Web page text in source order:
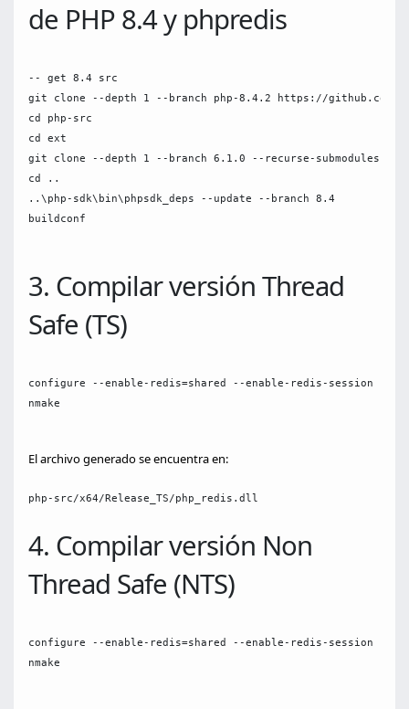
de PHP 8.4 y phpredis
-- get 8.4 src
git clone --depth 1 --branch php-8.4.2 https://github.com/
cd php-src
cd ext
git clone --depth 1 --branch 6.1.0 --recurse-submodules
cd ..
..\php-sdk\bin\phpsdk_deps --update --branch 8.4
buildconf
3. Compilar versión Thread
Safe (TS)
configure --enable-redis=shared --enable-redis-session --
nmake
El archivo generado se encuentra en:
php-src/x64/Release_TS/php_redis.dll
4. Compilar versión Non
Thread Safe (NTS)
configure --enable-redis=shared --enable-redis-session --
nmake